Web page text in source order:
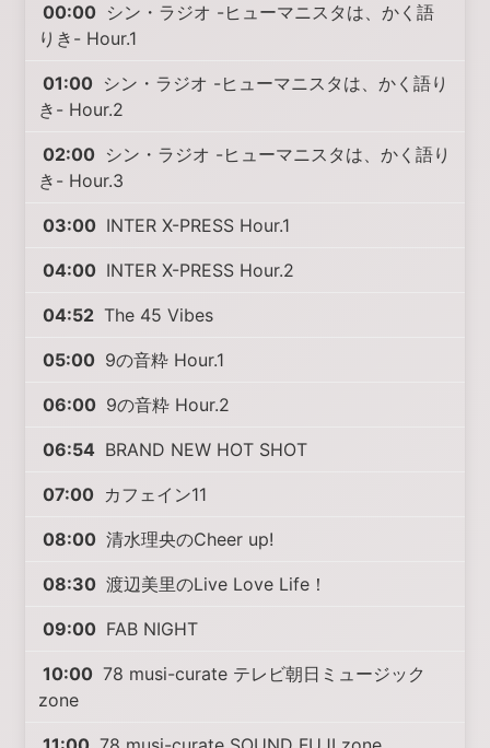
00:00 シン・ラジオ -ヒューマニスタは、かく語
りき- Hour.1
01:00 シン・ラジオ -ヒューマニスタは、かく語り
き- Hour.2
02:00 シン・ラジオ -ヒューマニスタは、かく語り
き- Hour.3
03:00 INTER X-PRESS Hour.1
04:00 INTER X-PRESS Hour.2
04:52 The 45 Vibes
05:00 9の音粋 Hour.1
06:00 9の音粋 Hour.2
06:54 BRAND NEW HOT SHOT
07:00 カフェイン11
08:00 清水理央のCheer up!
08:30 渡辺美里のLive Love Life！
09:00 FAB NIGHT
10:00 78 musi-curate テレビ朝日ミュージック
zone